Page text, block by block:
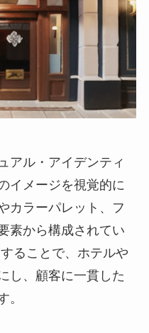
アル・アイデンティ
イメージを視覚的に
カラーパレット、フ
素から構成されてい
ることで、ホテルや
し、顧客に一貫した
。